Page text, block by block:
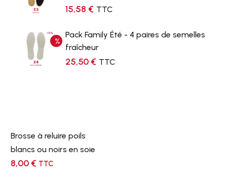
15,58 € TTC
Pack Family Été - 4 paires de semelles
fraîcheur
25,50 € TTC
Brosse à reluire poils
blancs ou noirs en soie
8,00 € TTC